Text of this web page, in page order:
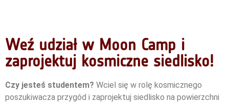
Weź udział w Moon Camp i
zaprojektuj kosmiczne siedlisko!
Czy jesteś studentem? Wciel się w rolę kosmicznego
poszukiwacza przygód i zaprojektuj siedlisko na powierzchni